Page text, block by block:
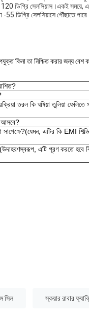
120 ডিগ্রি সেলসিয়াস।একই সময়ে,
-55 ডিগ্রি সেলসিয়াসে পৌঁছাতে
কিনা তা নিশ্চিত করার জন্য বেশ
তরল কি ঘষিয়া তুলিয়া ফেলিতে
আসবে?
এটির কি EMI
এটি পূরণ করতে হবে
সিল স্কয়ার রাবার